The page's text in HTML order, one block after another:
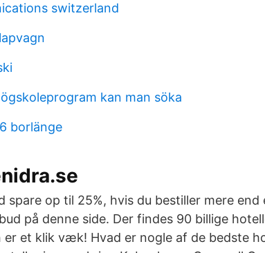
switzerland
kan man söka
borlänge
spare op til 25%, hvis du bestiller mere
på denne side. Der findes 90 billige
er et klik væk! Hvad er nogle af de bedste